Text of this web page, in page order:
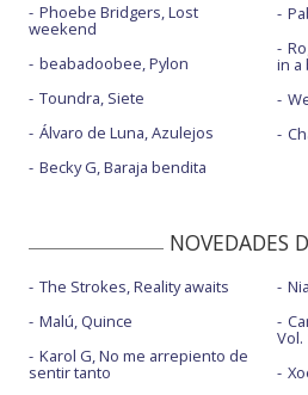
Phoebe Bridgers, Lost
weekend
beabadoobee, Pylon
Toundra, Siete
Álvaro de Luna, Azulejos
Becky G, Baraja bendita
in a
NOVEDADES
The Strokes, Reality awaits
Malú, Quince
Karol G, No me arrepiento de
sentir tanto
Vol.